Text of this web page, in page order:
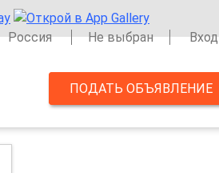
Россия
Не выбран Вход
ПОДАТЬ ОБЪЯВЛЕНИЕ